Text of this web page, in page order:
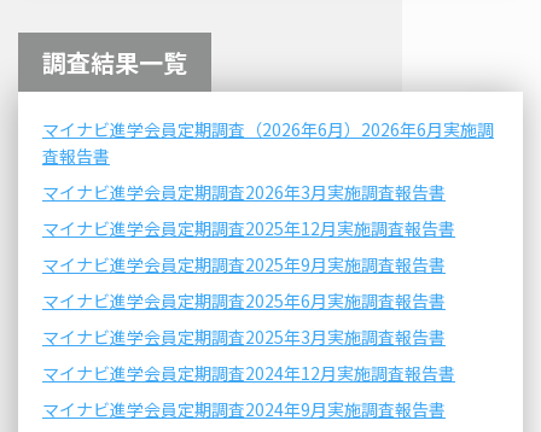
調査結果一覧
マイナビ進学会員定期調査（2026年6月）2026年6月実施調
査報告書
マイナビ進学会員定期調査2026年3月実施調査報告書
マイナビ進学会員定期調査2025年12月実施調査報告書
マイナビ進学会員定期調査2025年9月実施調査報告書
マイナビ進学会員定期調査2025年6月実施調査報告書
マイナビ進学会員定期調査2025年3月実施調査報告書
マイナビ進学会員定期調査2024年12月実施調査報告書
マイナビ進学会員定期調査2024年9月実施調査報告書